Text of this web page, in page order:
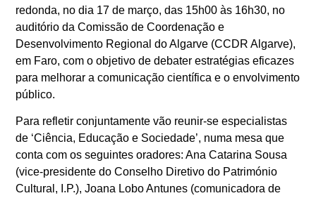
redonda, no dia 17 de março, das 15h00 às 16h30, no
auditório da Comissão de Coordenação e
Desenvolvimento Regional do Algarve (CCDR Algarve),
em Faro, com o objetivo de debater estratégias eficazes
para melhorar a comunicação científica e o envolvimento
público.
Para refletir conjuntamente vão reunir-se especialistas
de ‘Ciência, Educação e Sociedade’, numa mesa que
conta com os seguintes oradores: Ana Catarina Sousa
(vice-presidente do Conselho Diretivo do Património
Cultural, I.P.), Joana Lobo Antunes (comunicadora de